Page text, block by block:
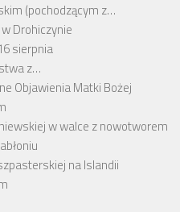
(pochodzącym z…
Drohiczynie
sierpnia
z…
Objawienia Matki Bożej
w walce z nowotworem
na Islandii